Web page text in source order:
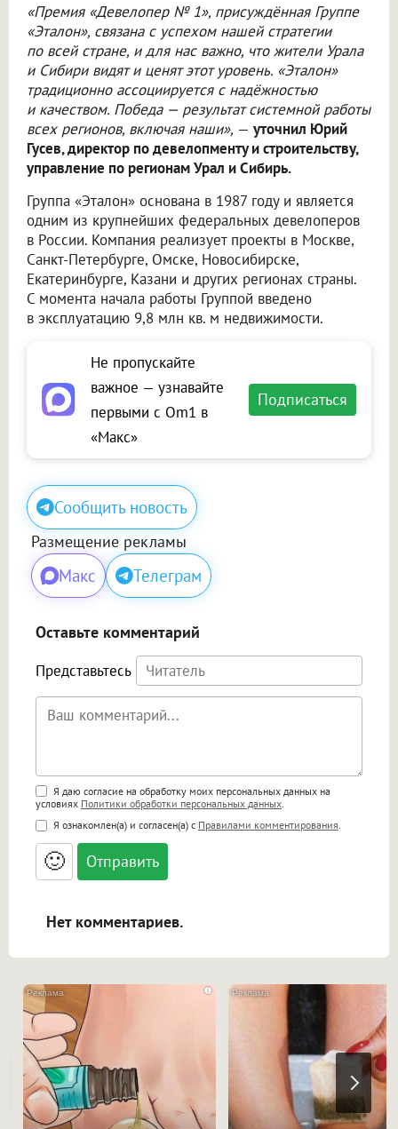
«Премия «Девелопер № 1», присуждённая Группе
«Эталон», связана с успехом нашей стратегии
по всей стране, и для нас важно, что жители Урала
и Сибири видят и ценят этот уровень. «Эталон»
традиционно ассоциируется с надёжностью
и качеством. Победа — результат системной работы
всех регионов, включая наши», — уточнил Юрий
Гусев, директор по девелопменту и строительству,
управление по регионам Урал и Сибирь.
Группа «Эталон» основана в 1987 году и является
одним из крупнейших федеральных девелоперов
в России. Компания реализует проекты в Москве,
Санкт-Петербурге, Омске, Новосибирске,
Екатеринбурге, Казани и других регионах страны.
С момента начала работы Группой введено
в эксплуатацию 9,8 млн кв. м недвижимости.
Не пропускайте
важное — узнавайте
первыми с Om1 в
«Макс»
Подписаться
Сообщить новость
Размещение рекламы
Макс Телеграм
Оставьте комментарий
Представьтесь
Поддержка HTML
<b>, <strong>, <u>, <i>, <em>, <s>, <big>,
<small>, <sup>, <sub>, <pre>, <ul>, <ol>, <li>,
<blockquote>, <code> экранирует HTML,
адреса URL автоматически становятся
ссылками, и [img]адрес[/img] будет
Я даю согласие на обработку моих персональных данных на
условиях Политики обработки персональных данных.
Я ознакомлен(а) и согласен(а) с Правилами комментирования.
🙂
Нет комментариев.
i